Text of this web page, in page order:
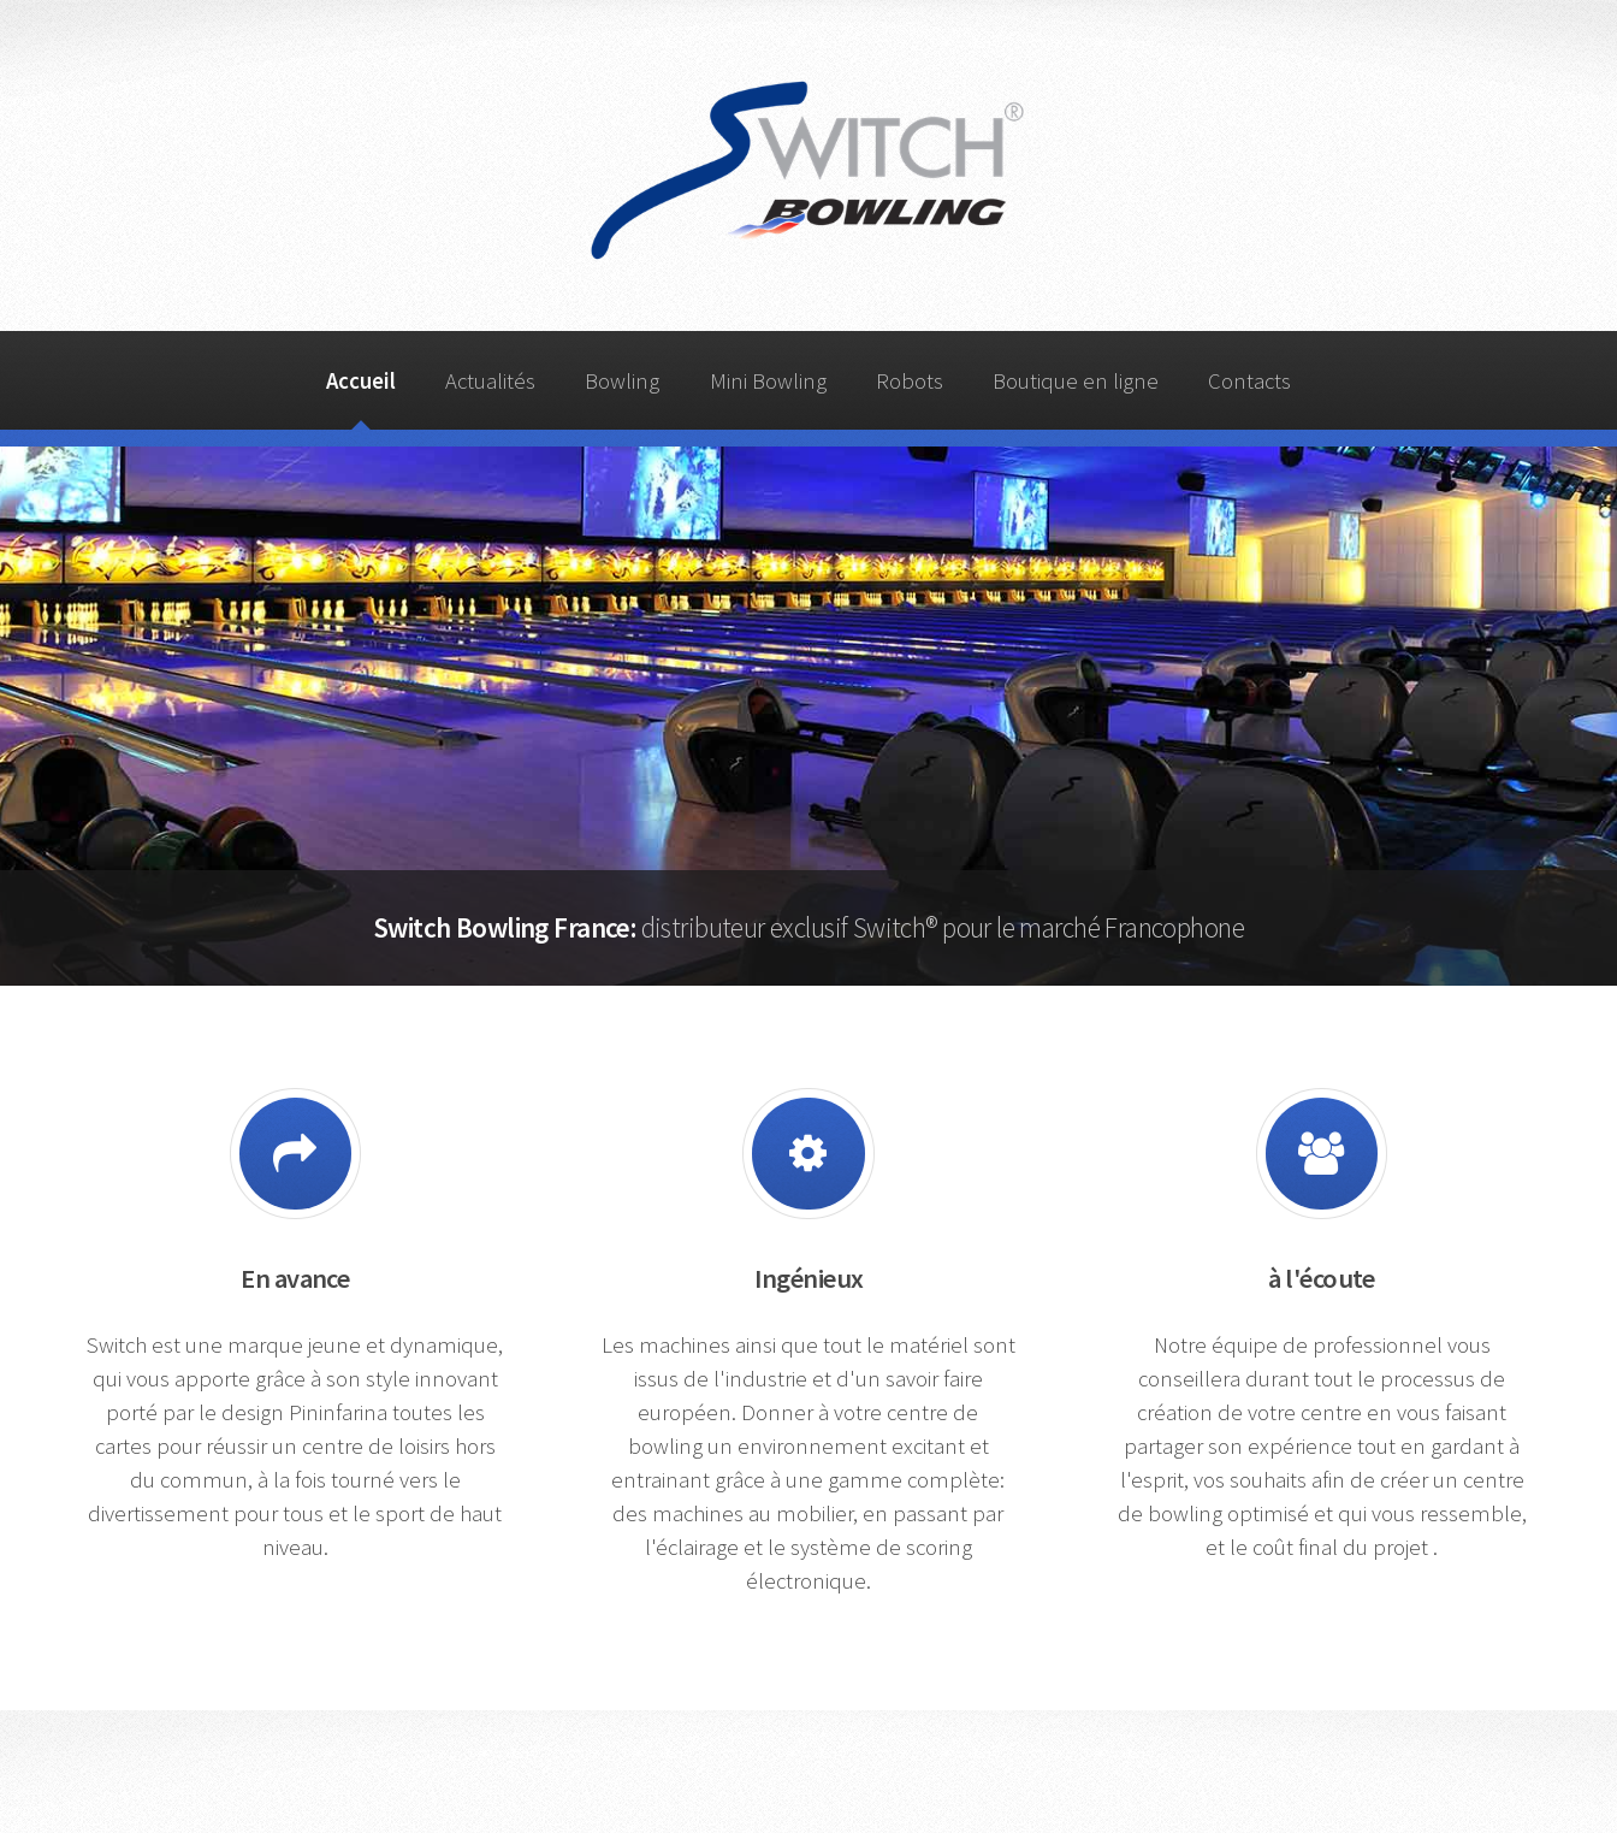
SwitchBowling
Accueil Actualités Bowling Mini Bowling Robots Boutique en ligne Contacts
Switch Bowling France: distributeur exclusif Switch® pour le marché Francophone
En avance
Switch est une marque jeune et dynamique,
qui vous apporte grâce à son style innovant
porté par le design Pininfarina toutes les
cartes pour réussir un centre de loisirs hors
du commun, à la fois tourné vers le
divertissement pour tous et le sport de haut
niveau.
Ingénieux
Les machines ainsi que tout le matériel sont
issus de l'industrie et d'un savoir faire
européen. Donner à votre centre de
bowling un environnement excitant et
entrainant grâce à une gamme complète:
des machines au mobilier, en passant par
l'éclairage et le système de scoring
électronique.
à l'écoute
Notre équipe de professionnel vous
conseillera durant tout le processus de
création de votre centre en vous faisant
partager son expérience tout en gardant à
l'esprit, vos souhaits afin de créer un centre
de bowling optimisé et qui vous ressemble,
et le coût final du projet .